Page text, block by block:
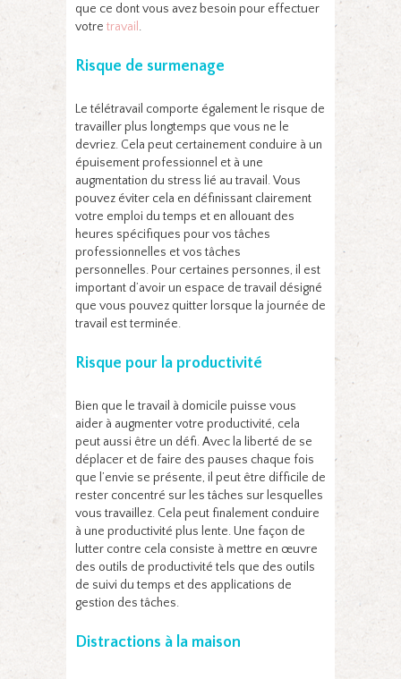
que ce dont vous avez besoin pour effectuer
votre travail .
Risque de surmenage
Le télétravail comporte également le risque de
travailler plus longtemps que vous ne le
devriez. Cela peut certainement conduire à un
épuisement professionnel et à une
augmentation du stress lié au travail. Vous
pouvez éviter cela en définissant clairement
votre emploi du temps et en allouant des
heures spécifiques pour vos tâches
professionnelles et vos tâches
personnelles. Pour certaines personnes, il est
important d’avoir un espace de travail désigné
que vous pouvez quitter lorsque la journée de
travail est terminée.
Risque pour la productivité
Bien que le travail à domicile puisse vous
aider à augmenter votre productivité, cela
peut aussi être un défi. Avec la liberté de se
déplacer et de faire des pauses chaque fois
que l’envie se présente, il peut être difficile de
rester concentré sur les tâches sur lesquelles
vous travaillez. Cela peut finalement conduire
à une productivité plus lente. Une façon de
lutter contre cela consiste à mettre en œuvre
des outils de productivité tels que des outils
de suivi du temps et des applications de
gestion des tâches.
Distractions à la maison